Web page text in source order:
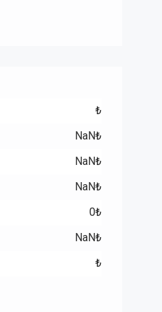
₺
NaN₺
NaN₺
NaN₺
0₺
NaN₺
₺